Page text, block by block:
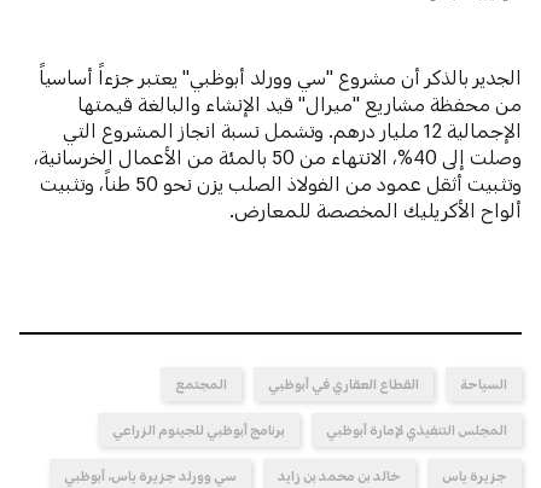
الجدير بالذكر أن مشروع "سي وورلد أبوظبي" يعتبر جزءاً أساسياً
من محفظة مشاريع "ميرال" قيد الإنشاء والبالغة قيمتها
الإجمالية 12 مليار درهم. وتشمل نسبة انجاز المشروع التي
وصلت إلى 40%، الانتهاء من 50 بالمئة من الأعمال الخرسانية،
وتثبيت أثقل عمود من الفولاذ الصلب يزن نحو 50 طناً، وتثبيت
ألواح الأكريليك المخصصة للمعارض.
السياحة القطاع العقاري في أبوظبي المجتمع
المجلس التنفيذي لإمارة أبوظبي برنامج أبوظبي للجينوم الزراعي
جزيرة ياس خالد بن محمد بن زايد سي وورلد جزيرة ياس، أبوظبي